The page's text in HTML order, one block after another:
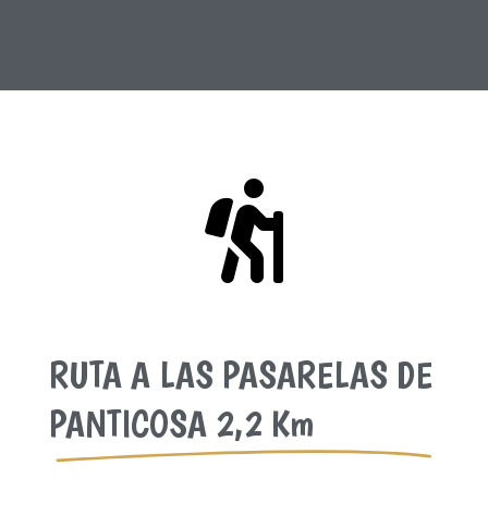

RUTA A LAS PASARELAS DE
PANTICOSA 2,2 Km